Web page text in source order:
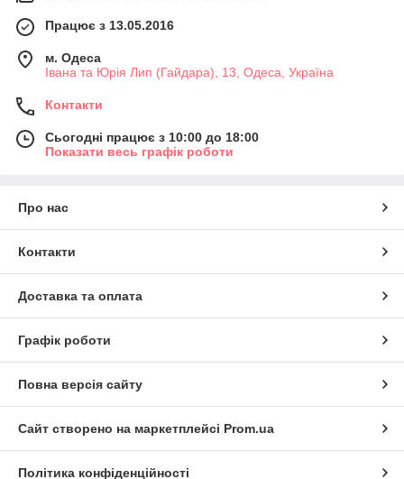
Працює з 13.05.2016
м. Одеса
Івана та Юрія Лип (Гайдара), 13, Одеса, Україна
Контакти
Сьогодні працює з 10:00 до 18:00
Показати весь графік роботи
Про нас
Контакти
Доставка та оплата
Графік роботи
Повна версія сайту
Сайт створено на маркетплейсі Prom.ua
Політика конфіденційності